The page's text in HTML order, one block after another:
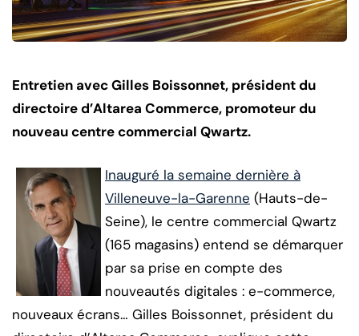
Entretien avec Gilles Boissonnet, président du
directoire d’Altarea Commerce, promoteur du
nouveau centre commercial Qwartz.
Inauguré la semaine dernière à
Villeneuve-la-Garenne (Hauts-de-
Seine), le centre commercial Qwartz
(165 magasins) entend se démarquer
par sa prise en compte des
nouveautés digitales : e-commerce,
nouveaux écrans… Gilles Boissonnet, président du